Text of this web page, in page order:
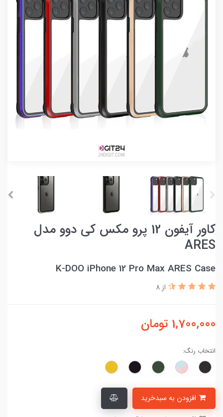
کاور آیفون 12 پرو مکس کی دوو مدل
ARES
K-DOO iPhone 12 Pro Max ARES Case
از 8
1,700,000 تومان
انتخاب رنگ: